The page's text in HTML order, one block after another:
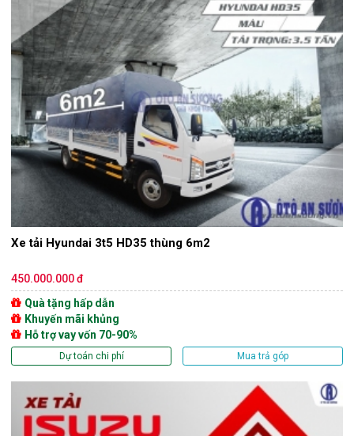
Xe tải Hyundai 3t5 HD35 thùng 6m2
450.000.000 đ
Quà tặng hấp dẫn
Khuyến mãi khủng
Hỗ trợ vay vốn 70-90%
Dự toán chi phí Mua trả góp